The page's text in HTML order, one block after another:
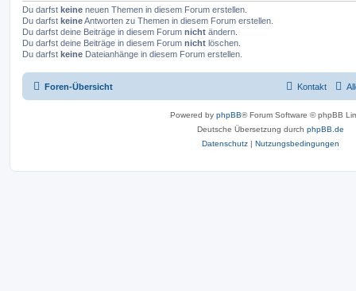
Du darfst keine neuen Themen in diesem Forum erstellen.
Du darfst keineAntworten zu Themen in diesem Forum erstellen.
Du darfst deine Beiträge in diesem Forum nicht ändern.
Du darfst deine Beiträge in diesem Forum nicht löschen.
Du darfst keine Dateianhänge in diesem Forum erstellen.
Foren-Übersicht Kontakt
Powered by phpBB® Forum Software © phpBB
Deutsche Übersetzung durch phpBB.de
Datenschutz | Nutzungsbedingungen